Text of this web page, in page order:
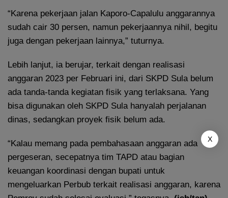
“Karena pekerjaan jalan Kaporo-Capalulu anggarannya
sudah cair 30 persen, namun pekerjaannya nihil, begitu
juga dengan pekerjaan lainnya,” tuturnya.
Lebih lanjut, ia berujar, terkait dengan realisasi
anggaran 2023 per Februari ini, dari SKPD Sula belum
ada tanda-tanda kegiatan fisik yang terlaksana. Yang
bisa digunakan oleh SKPD Sula hanyalah perjalanan
dinas, sedangkan proyek fisik belum ada.
“Kalau memang pada pembahasaan anggaran ada
pergeseran, secepatnya tim TAPD atau bagian
keuangan koordinasi dengan bupati untuk
mengeluarkan Perbub terkait realisasi anggaran, karena
X